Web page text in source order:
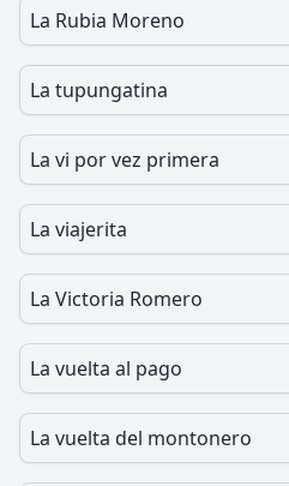
La Rubia Moreno
La tupungatina
La vi por vez primera
La viajerita
La Victoria Romero
La vuelta al pago
La vuelta del montonero